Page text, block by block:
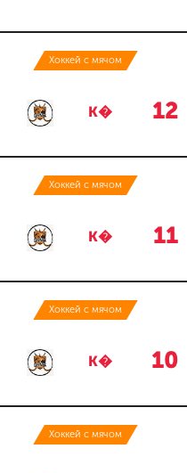
Хоккей с мячом
К� 12
Хоккей с мячом
К� 11
Хоккей с мячом
К� 10
Хоккей с мячом